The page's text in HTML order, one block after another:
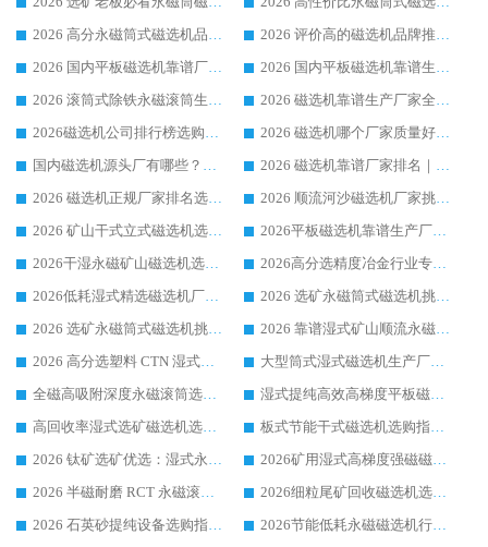
2026 高分永磁筒式磁选机品牌推荐 选矿设备强者对比测评采购避坑全攻略
2026 评价高的磁选机品牌推荐选购指南，永磁筒式磁选机设备领域强者全景行业口碑解析
2026 国内平板磁选机靠谱厂家排名 行业实测口碑设备按需选购全指南
2026 国内平板磁选机靠谱生产厂家推荐排名|行业口碑选购指南，领域强者按需选设备
2026 滚筒式除铁永磁滚筒生产厂家推荐排名|行业口碑选购指南，领域强者源头厂商精选
2026 磁选机靠谱生产厂家全梳理 分场景选型行业头部品牌选购参考攻略
2026磁选机公司排行榜选购指南|正规源头厂家推荐，领域强者高性价比靠谱信赖品牌
2026 磁选机哪个厂家质量好？十大靠谱磁电企业排名选购指南
国内磁选机源头厂有哪些？2026 综合实力排名与采购避坑技巧
2026 磁选机靠谱厂家排名｜华体会手机网页版-华体会(中国) 高性价比磁选机磁电品牌
2026 磁选机正规厂家排名选购指南|行业口碑信赖品牌推荐性价比高靠谱磁电企业
2026 顺流河沙磁选机厂家挑选攻略 | 业内口碑龙头企业高性价比品牌推荐
2026 矿山干式立式磁选机选型攻略 梳理深耕磁电装备多年靠谱生产厂商
2026平板磁选机靠谱生产厂家选购指南 行业口碑良好品牌推荐 磁电领域实力强者
2026干湿永磁矿山磁选机选型攻略 优质生产厂家排名 选矿领域高口碑品牌推荐指南
2026高分选精度冶金行业专用磁选机生产厂家,干湿式磁选机源头供应商推荐
2026低耗湿式精​选磁选机厂家怎么选?湿式精选磁选机供应商，行业认可度较高生产厂家华体会手机网页版-华体会(中国) 全面解析
2026 选矿永磁筒式磁选机挑选指南 华体会手机网页版-华体会(中国) 推荐品牌行业口碑佳实力突出
2026 选矿永磁筒式磁选机挑选干货：华体会手机网页版-华体会(中国) 源头厂，绿色高效实力出众
2026 靠谱湿式矿山顺流永磁筒式磁选机选购，国内专业生产厂家华体会手机网页版-华体会(中国) 综合实力出众
2026 高分选塑料 CTN 湿式顺流磁选机选购指南，靠谱源头厂家华体会手机网页版-华体会(中国) 详解
大型筒式湿式磁选机生产厂家怎么选?华体会手机网页版-华体会(中国) 设备口碑广受行业认可
全磁高吸附深度永磁滚筒选购指南 业内口碑稳定磁电设备生产厂家详细推荐
湿式提纯高效高梯度平板磁选机靠谱设备源头厂商华体会手机网页版-华体会(中国) 综合测评
高回收率湿式选矿磁选机选购指南 业内口碑磁电设备生产厂家实力解析
板式节能干式磁选机选购指南，源头生产厂家华体会手机网页版-华体会(中国) 综合实力可观
2026 钛矿选矿优选：湿式永磁筒式磁选机源头厂家华体会手机网页版-华体会(中国) 综合解析
2026矿用湿式高梯度强磁磁选机选购指南，临朐靠谱磁电生产厂家华体会手机网页版-华体会(中国) 详解
2026 半磁耐磨 RCT 永磁滚筒选购指南，临朐源头生产厂家华体会手机网页版-华体会(中国) 实测分享
2026细粒尾矿回收磁选机选购指南 产业集群优质生产厂家华体会手机网页版-华体会(中国) 解析
2026 石英砂提纯设备选购指南：华体会手机网页版-华体会(中国) 提纯磁选机厂家综合解读
2026节能低耗永磁磁选机行业优选标杆 临朐华体会手机网页版-华体会(中国) 专业生产厂家